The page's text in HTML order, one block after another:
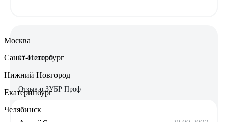
17 отзывов
Отзыв о ЗУБР Проф
Москва
Санкт-Петербург
Нижний Новгород
Екатеринбург
Челябинск